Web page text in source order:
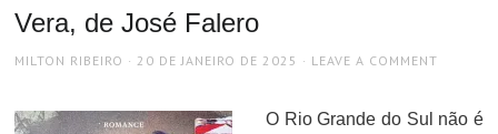
Vera, de José Falero
AUTHOR
MILTON RIBEIRO
POSTED
20 DE JANEIRO DE 2025 LEAVE A COMMENT
O Rio Grande do Sul não é